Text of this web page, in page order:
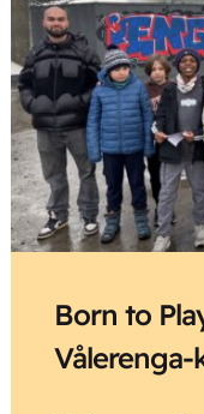
Born to
Vålerenga-